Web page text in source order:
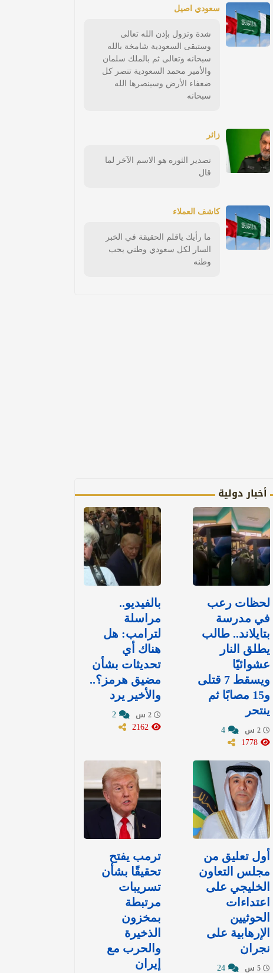
سعودي اصيل
شدة وتزول بإذن الله تعالى
وستبقى السعودية شامخة بالله
سبحانه وتعالى ثم بالملك سلمان
والأمير محمد السعودية تنصر كل
ضعفاء الأرض وسينصرها الله
سبحانه
زائر
تصدير الثوره هو الاسم الآخر لما
قال
كاشف العملاء
ما رأيك ياقلم الحقيقة في الخبر
السار لكل سعودي وطني يحب
وطنه
أخبار دولية
لحظات رعب
في مدرسة
بتايلاند.. طالب
يطلق النار
عشوائيًا
ويسقط 7 قتلى
و15 مصابًا ثم
ينتحر
بالفيديو..
مراسلة
لترامب: هل
هناك أي
تحديثات بشأن
مضيق هرمز؟..
والأخير يرد
أول تعليق من
مجلس التعاون
الخليجي على
اعتداءات
الحوثيين
الإرهابية على
نجران
ترمب يفتح
تحقيقًا بشأن
تسريبات
مرتبطة
بمخزون
الذخيرة
والحرب مع
إيران